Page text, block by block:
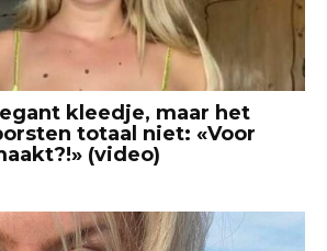
kleedje, maar het
totaal niet: «Voor
(video)